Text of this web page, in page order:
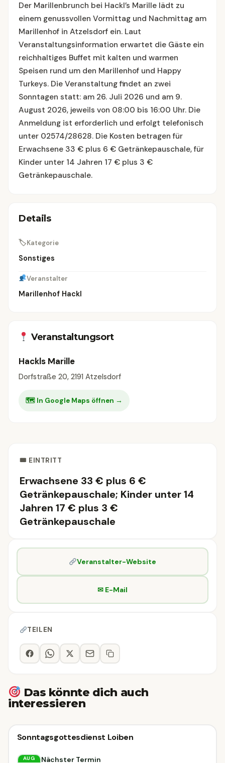
Der Marillenbrunch bei Hackl’s Marille lädt zu
einem genussvollen Vormittag und Nachmittag am
Marillenhof in Atzelsdorf ein. Laut
Veranstaltungsinformation erwartet die Gäste ein
reichhaltiges Buffet mit kalten und warmen
Speisen rund um den Marillenhof und Happy
Turkeys. Die Veranstaltung findet an zwei
Sonntagen statt: am 26. Juli 2026 und am 9.
August 2026, jeweils von 08:00 bis 16:00 Uhr. Die
Anmeldung ist erforderlich und erfolgt telefonisch
unter 02574/28628. Die Kosten betragen für
Erwachsene 33 € plus 6 € Getränkepauschale, für
Kinder unter 14 Jahren 17 € plus 3 €
Getränkepauschale.
Details
🏷Kategorie
Sonstiges
Veranstalter
Marillenhof Hackl
Veranstaltungsort
Hackls Marille
Dorfstraße 20, 2191 Atzelsdorf
🗺 In Google Maps öffnen →
🎟 EINTRITT
Erwachsene 33 € plus 6 €
Getränkepauschale; Kinder unter 14
Jahren 17 € plus 3 €
Getränkepauschale
Veranstalter-Website
✉ E-Mail
TEILEN
Das könnte dich auch
interessieren
Sonstiges
Unterloiben
Sonstiges
Sonntagsgottesdienst Loiben
AUG Nächster Termin